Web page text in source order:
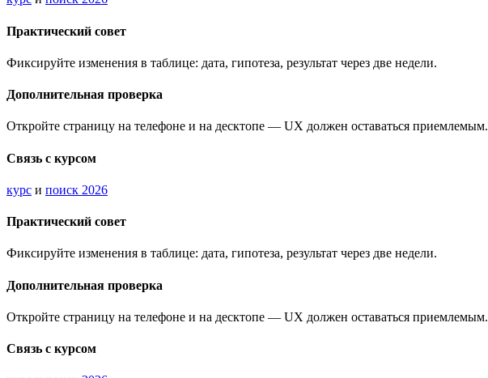
Практический совет
Фиксируйте изменения в таблице: дата, гипотеза, результат через две недели.
Дополнительная проверка
Откройте страницу на телефоне и на десктопе — UX должен оставаться приемлемым.
Связь с курсом
курс и поиск 2026
Практический совет
Фиксируйте изменения в таблице: дата, гипотеза, результат через две недели.
Дополнительная проверка
Откройте страницу на телефоне и на десктопе — UX должен оставаться приемлемым.
Связь с курсом